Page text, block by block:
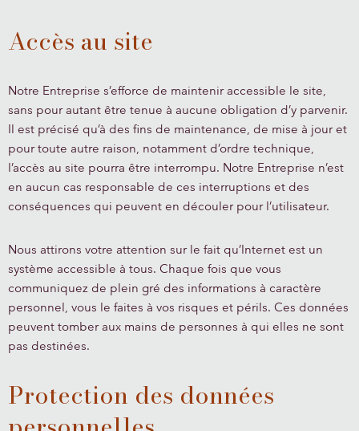
Accès au site
Notre Entreprise s’efforce de maintenir accessible le site,
sans pour autant être tenue à aucune obligation d’y parvenir.
Il est précisé qu’à des fins de maintenance, de mise à jour et
pour toute autre raison, notamment d’ordre technique,
l’accès au site pourra être interrompu. Notre Entreprise n’est
en aucun cas responsable de ces interruptions et des
conséquences qui peuvent en découler pour l’utilisateur.
Nous attirons votre attention sur le fait qu’Internet est un
système accessible à tous. Chaque fois que vous
communiquez de plein gré des informations à caractère
personnel, vous le faites à vos risques et périls. Ces données
peuvent tomber aux mains de personnes à qui elles ne sont
pas destinées.
Protection des données